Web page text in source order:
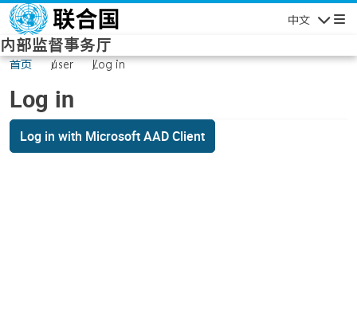
Skip to main content
中文
内部监督事务厅
首页 user Log in
Log in
Log in with Microsoft AAD Client